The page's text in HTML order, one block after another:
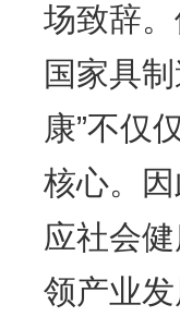
场致辞
国家具
康”不仅
核心。
应社会
领产业